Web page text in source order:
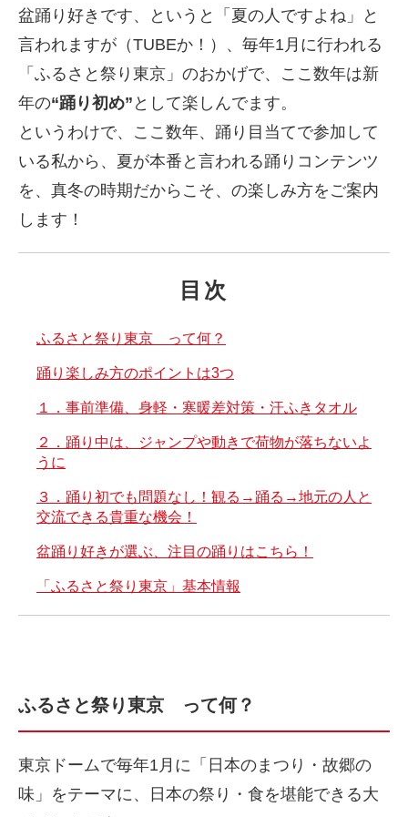
盆踊り好きです、というと「夏の人ですよね」と
言われますが（TUBEか！）、毎年1月に行われる
「ふるさと祭り東京」のおかげで、ここ数年は新
年の“踊り初め” として楽しんでます。
というわけで、ここ数年、踊り目当てで参加して
いる私から、夏が本番と言われる踊りコンテンツ
を、真冬の時期だからこそ、の楽しみ方をご案内
します！
目次
ふるさと祭り東京 って何？
踊り楽しみ方のポイントは3つ
１．事前準備、身軽・寒暖差対策・汗ふきタオル
２．踊り中は、ジャンプや動きで荷物が落ちないよ
うに
３．踊り初でも問題なし！観る→踊る→地元の人と
交流できる貴重な機会！
盆踊り好きが選ぶ、注目の踊りはこちら！
「ふるさと祭り東京」基本情報
ふるさと祭り東京 って何？
東京ドームで毎年1月に「日本のまつり・故郷の
味」をテーマに、日本の祭り・食を堪能できる大